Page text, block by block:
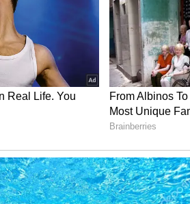
ఠాకూర్‌..? రిలీజ్‌ డేట్‌పై కొత్త వార్త..